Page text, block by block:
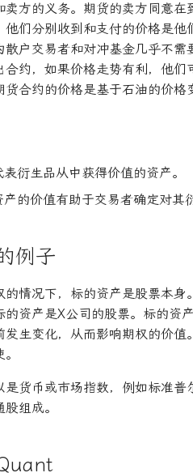
卖方的义务。期货的卖方同意
他们分别收到和支付的价格是
散户交易者和对冲基金几乎不
合约，如果价格走势有利，他
货合约的价格是基于石油的价格
衍生品从中获得价值的资产。
产的价值有助于交易者确定对其
例子
的情况下，标的资产是股票本
的资产是X公司的股票。标的资
发生变化，从而影响期权的价
是货币或市场指数，例如标准
组成。